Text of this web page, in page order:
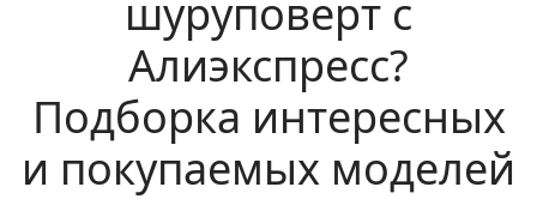
шуруповерт с
Алиэкспресс?
Подборка интересных
и покупаемых моделей